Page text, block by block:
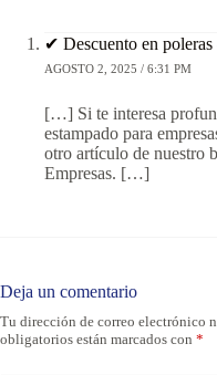
✔ Descuento en
AGOSTO 2, 2025 / 6:31 PM
[…] Si te interesa
estampado para
otro artículo de nuestro
Empresas. […]
Deja un comentario
Tu dirección de correo electrónico
obligatorios están marcados con *